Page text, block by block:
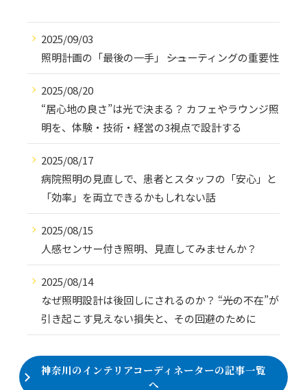
2025/09/03
照明計画の「最後の一手」 ――シューティングの重要性
2025/08/20
“居心地の良さ”は光で決まる？ カフェやラウンジ照
明を、体験・技術・経営の3視点で設計する
2025/08/17
病院照明の見直しで、患者とスタッフの「安心」と
「効率」を両立できるかもしれない話
2025/08/15
人感センサー付き照明、見直してみませんか？
2025/08/14
なぜ照明設計は後回しにされるのか？ ――“光の不在”が
引き起こす見えない損失と、その回避のために
神奈川のインテリアコーディネーターの記事一覧
へ